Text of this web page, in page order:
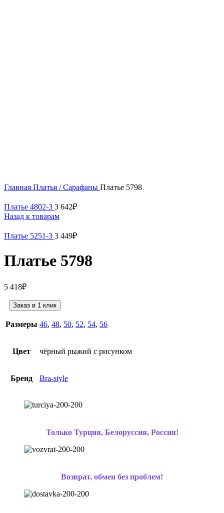
Главная Платья / Сарафаны Платье 5798
Платье 4802-3 3 642₽
Назад к товарам
Платье 5251-3 3 449₽
Платье 5798
5 418₽
Заказ в 1 клик
Размеры 46, 48, 50, 52, 54, 56
Цвет чёрный рыжий с рисунком
Бренд Bra-style
Только Турция, Белоруссия, Россия!
Возврат, обмен без проблем!